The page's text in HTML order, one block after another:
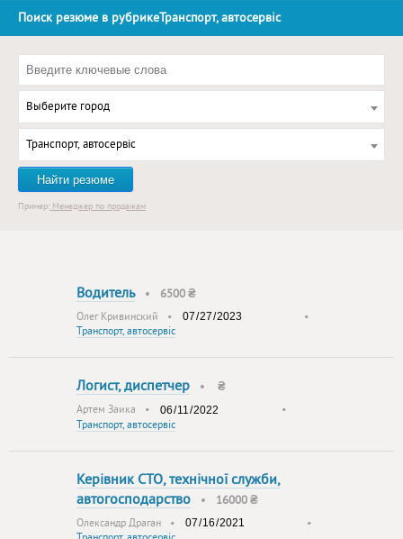
Поиск резюме в рубрикеТранспорт, автосервіс
Выберите город
Транспорт, автосервіс
Найти резюме
Пример: Менеджер по продажам
Водитель• 6500 ₴
Олег Кривинский •
•
Транспорт, автосервіс
Логист, диспетчер • ₴
Артем Заика •
•
Транспорт, автосервіс
Керівник СТО, технічної служби,
автогосподарство • 16000 ₴
Олександр Драган •
•